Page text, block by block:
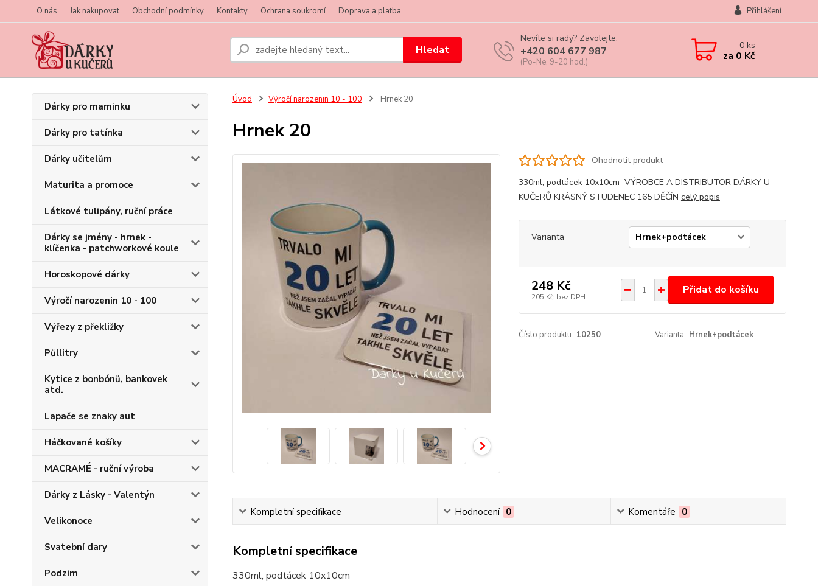
O nás Jak nakupovat Obchodní podmínky Kontakty Ochrana soukromí Doprava a platba Přihlášení
Hledat
Nevíte si rady? Zavolejte.
+420 604 677 987
(Po-Ne, 9-20 hod.)
0ks
za 0 Kč
Dárky pro maminku
Dárky pro tatínka
Dárky učitelům
Maturita a promoce
Látkové tulipány, ruční práce
Dárky se jmény - hrnek -
klíčenka - patchworkové koule
Horoskopové dárky
Výročí narozenin 10 - 100
Výřezy z překližky
Půllitry
Kytice z bonbónů, bankovek
atd.
Lapače se znaky aut
Háčkované košíky
MACRAMÉ - ruční výroba
Dárky z Lásky - Valentýn
Velikonoce
Svatební dary
Podzim
Úvod Výročí narozenin 10 - 100 Hrnek 20
Hrnek 20
Ohodnotit produkt
330ml, podtácek 10x10cm VÝROBCE A DISTRIBUTOR DÁRKY U
KUČERŮ KRÁSNÝ STUDENEC 165 DĚČÍN celý popis
Varianta
248 Kč
205 Kč bez DPH
Přidat do košíku
Číslo produktu: 10250 Varianta: Hrnek+podtácek
Kompletní specifikace Hodnocení 0 Komentáře 0
Kompletní specifikace
330ml, podtácek 10x10cm